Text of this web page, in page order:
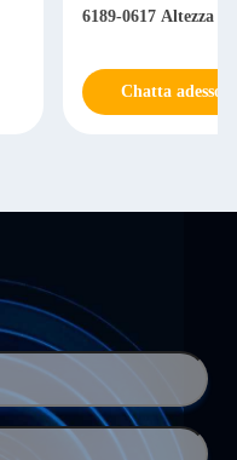
6189-0617 Altezza
Chatta adesso